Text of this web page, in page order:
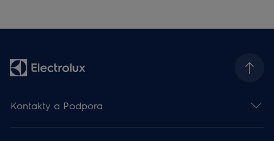
Kontakty a Podpora